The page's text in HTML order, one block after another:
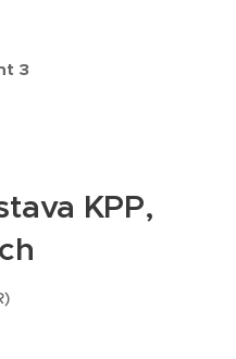
3
KPP,